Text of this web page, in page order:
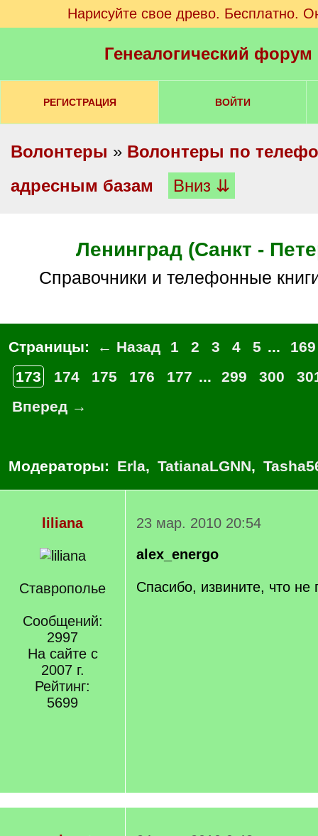
Нарисуйте свое древо. Бесплатно.
Генеалогический
РЕГИСТРАЦИЯ ВОЙТИ
Волонтеры » Волонтеры по
адресным базам
Вниз ⇊
Ленинград (Санкт -
Справочники и телефонные
Страницы: ← Назад 1 2 3 4 5 ...
169
173
174 175 176 177 ... 299 300
Вперед →
Модераторы: Erla, TatianaLGNN,
liliana
Ставрополье
Сообщений:
2997
На сайте с
2007 г.
Рейтинг:
5699
23 мар. 2010 20:54
alex_energo
Спасибо, извините, что не